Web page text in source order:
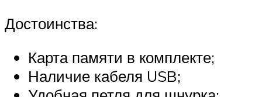
Достоинства:
Карта памяти в комплекте;
Наличие кабеля USB;